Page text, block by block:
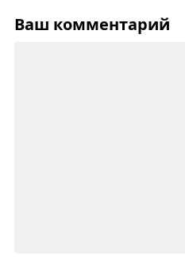
Ваш комментарий